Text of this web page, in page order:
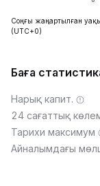
Соңғы жаңартылған
(UTC+0)
Баға
Нарық капит.
24 сағаттық
Тарихи максимум
Айналымдағы